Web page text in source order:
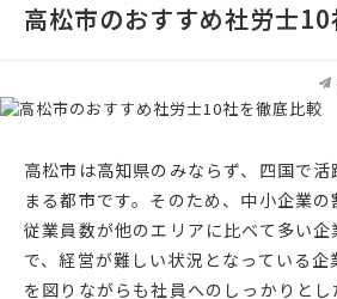
高松市のおすすめ社労士
高松市は高知県のみならず、四国で
まる都市です。そのため、中小企業の
従業員数が他のエリアに比べて多い
で、経営が難しい状況となっている
を図りながらも社員へのしっかりとし